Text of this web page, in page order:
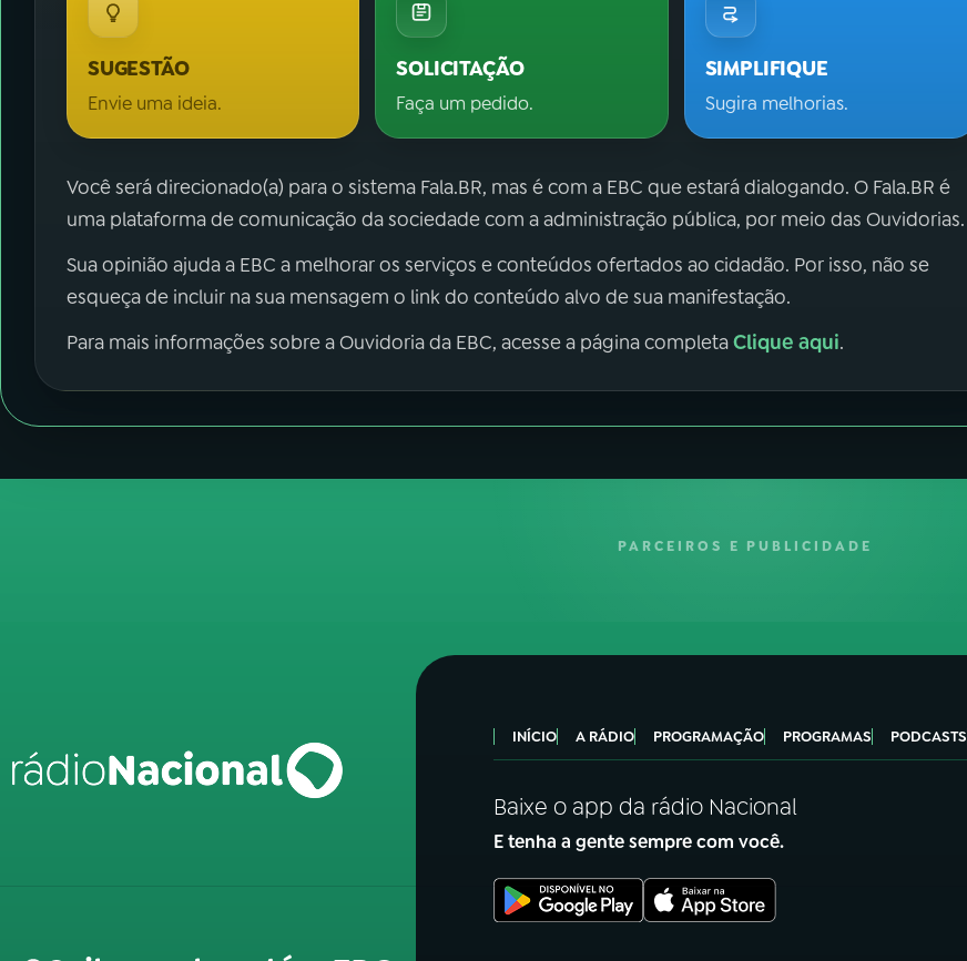
SUGESTÃO
Envie uma ideia.
SOLICITAÇÃO
Faça um pedido.
SIMPLIFIQUE
Sugira melhorias.
Você será direcionado(a) para o sistema Fala.BR, mas é com a EBC que estará dialogando. O Fala.BR é
uma plataforma de comunicação da sociedade com a administração pública, por meio das Ouvidorias.
Sua opinião ajuda a EBC a melhorar os serviços e conteúdos ofertados ao cidadão. Por isso, não se
esqueça de incluir na sua mensagem o link do conteúdo alvo de sua manifestação.
Para mais informações sobre a Ouvidoria da EBC, acesse a página completaClique aqui.
PARCEIROS E PUBLICIDADE
INÍCIO A RÁDIO PROGRAMAÇÃO PROGRAMAS PODCASTS
Baixe o app da rádio Nacional
E tenha a gente sempre com você.